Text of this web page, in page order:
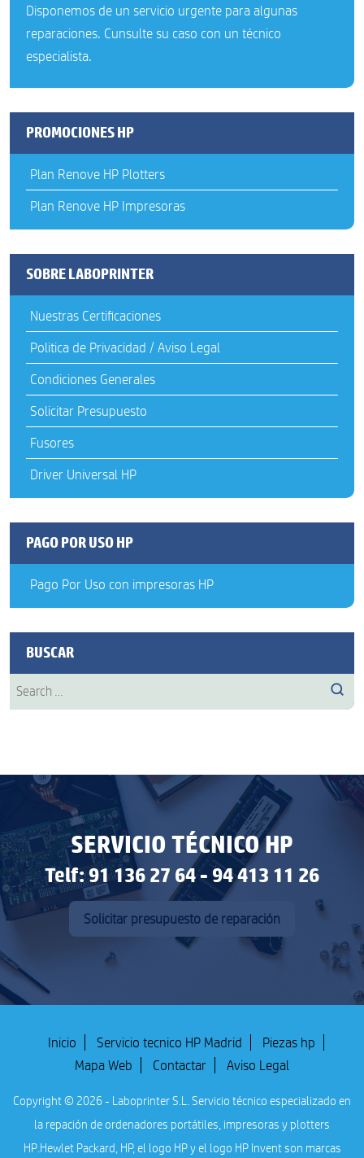
Disponemos de un servicio urgente para algunas
reparaciones. Cunsulte su caso con un técnico
especialista.
PROMOCIONES HP
Plan Renove HP Plotters
Plan Renove HP Impresoras
SOBRE LABOPRINTER
Nuestras Certificaciones
Politica de Privacidad / Aviso Legal
Condiciones Generales
Solicitar Presupuesto
Fusores
Driver Universal HP
PAGO POR USO HP
Pago Por Uso con impresoras HP
BUSCAR
Search
for:
SERVICIO TÉCNICO HP
Telf: 91 136 27 64 - 94 413 11 26
Solicitar presupuesto de reparación
Inicio Servicio tecnico HP Madrid
Piezas hp
Mapa Web
Contactar Aviso Legal
Copyright © 2026 - Laboprinter S.L. Servicio técnico especializado en
la repación de ordenadores portátiles, impresoras y plotters
HP.Hewlet Packard, HP, el logo HP y el logo HP Invent son marcas